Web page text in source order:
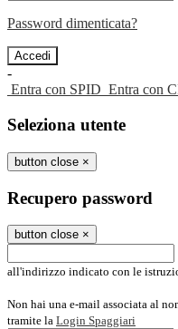
Password dimenticata?
-
Entra con SPID Entra con
Seleziona utente
button close ×
Recupero password
button close ×
all'indirizzo indicato con le
Non hai una e-mail associata al
tramite la Login Spaggiari